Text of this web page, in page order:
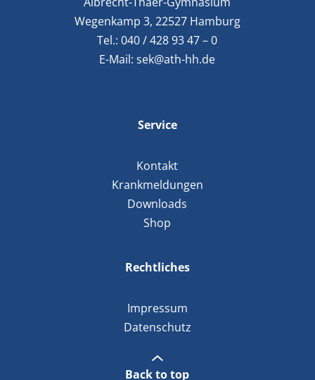
Wegenkamp 3, 22527 Hamburg
Tel.:040 / 428 93 47 – 0
E-Mail:sek@ath-hh.de
Service
Kontakt
Krankmeldungen
Downloads
Shop
Rechtliches
Impressum
Datenschutz
Back to top